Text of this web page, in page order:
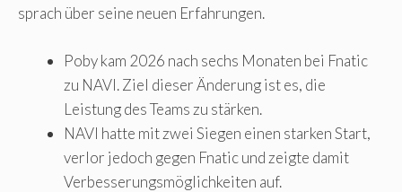
sprach über seine neuen Erfahrungen.
Poby kam 2026 nach sechs Monaten bei Fnatic
zu NAVI. Ziel dieser Änderung ist es, die
Leistung des Teams zu stärken.
NAVI hatte mit zwei Siegen einen starken Start,
verlor jedoch gegen Fnatic und zeigte damit
Verbesserungsmöglichkeiten auf.